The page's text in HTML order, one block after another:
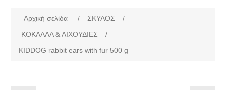
Αρχική σελίδα / ΣΚΥΛΟΣ
/
ΚΟΚΑΛΛΑ & ΛΙΧΟΥΔΙΕΣ
/
KIDDOG rabbit ears with fur 500 g